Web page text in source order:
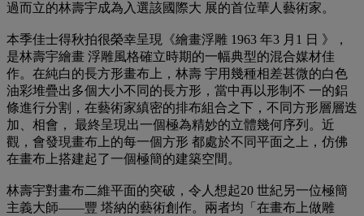
過而立的林壽宇成為入選該國際大 展的首位華人藝術家。
本季佳士得秋拍很榮幸呈現《繪畫浮雕 1963 年3 月1 日 》，
是林壽宇繪畫 浮雕風格確立時期的一幅典型的混合媒材佳
作。在純白的長方形畫布上，林壽 宇用幾種相差甚微的白色
油彩堆疊出多個大小不同的長方形，當中再以形制不 一的鋁
條進行分割，在藝術家縝密的排布組合之下，不同方形層層迭
加、相會， 最終呈現出一個極為精妙的立體幾何序列。近
觀，會發現畫布上的每一個方形 都處於不同平面之上，仿佛
在畫布上搭建起了一個極簡的建築空間。
林壽宇對畫布二維平面的突破，令人想起20 世紀另一位極簡
主義大師——豐 塔納的藝術創作。兩者均「在畫布上做雕